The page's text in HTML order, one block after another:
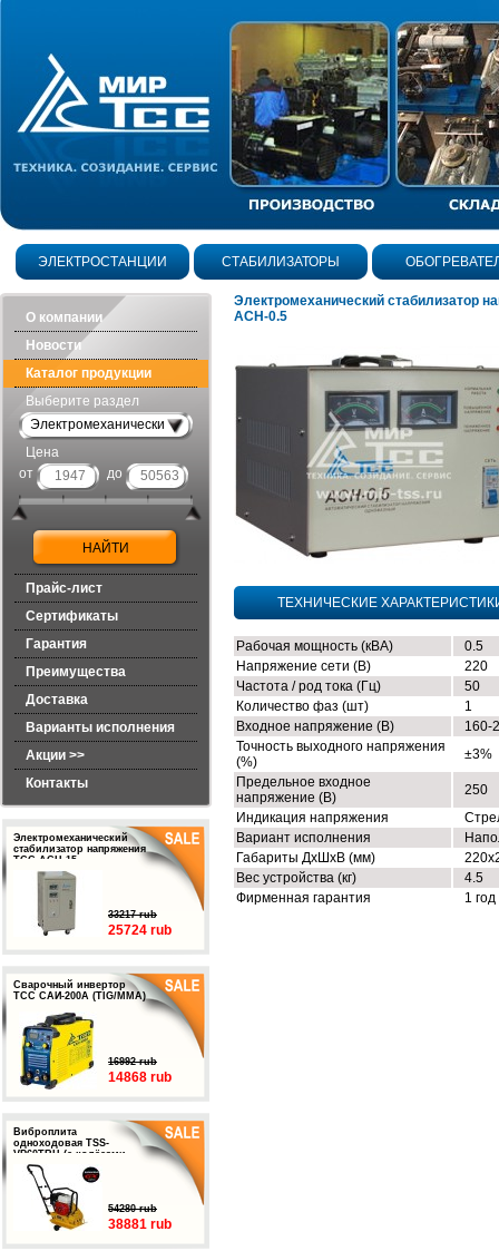
ЭЛЕКТРОСТАНЦИИ СТАБИЛИЗАТОРЫ
О компании
Новости
Каталог продукции
Выберите раздел
Электромеханические
Цена
от
до
Прайс-лист
Сертификаты
Гарантия
Преимущества
Доставка
Варианты исполнения
Акции >>
Контакты
Электромеханический
стабилизатор напряжения
ТСС АСН-15
33217 rub
25724 rub
Сварочный инвертор
ТСС САИ-200А (TIG/MMA)
16992 rub
14868 rub
Виброплита
одноходовая TSS-
VP60TRH (с колёсами,
баком и ковриком)
54280 rub
38881 rub
Электромеханический стабилизатор
АСН-0.5
ТЕХНИЧЕСКИЕ
Рабочая мощность (кВА)
0.5
Напряжение сети (В)
220
Частота / род тока (Гц)
50
Количество фаз (шт)
1
Входное напряжение (В)
160-
Точность выходного напряжения
(%)
±3%
Предельное входное
напряжение (В)
250
Индикация напряжения
Вариант исполнения
Габариты ДхШхВ (мм)
Вес устройства (кг)
4.5
Фирменная гарантия
1 год